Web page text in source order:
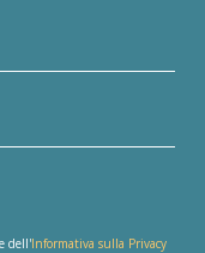
dell'Informativa sulla Privacy